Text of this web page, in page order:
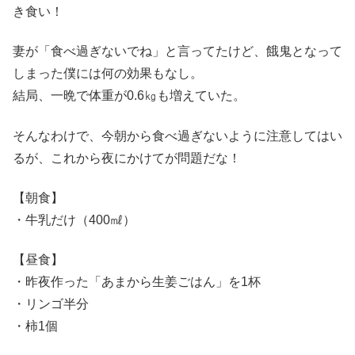
き食い！
妻が「食べ過ぎないでね」と言ってたけど、餓鬼となって
しまった僕には何の効果もなし。
結局、一晩で体重が0.6㎏も増えていた。
そんなわけで、今朝から食べ過ぎないように注意してはい
るが、これから夜にかけてが問題だな！
【朝食】
・牛乳だけ（400㎖）
【昼食】
・昨夜作った「あまから生姜ごはん」を1杯
・リンゴ半分
・柿1個